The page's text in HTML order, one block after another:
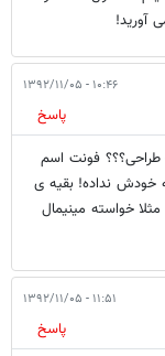
آورید!
۱۰:۴۶ - ۱۳۹۲/۱۱/۰۵
پاسخ
طراحی؟؟؟ فونت اسم
خودش نداده! بقیه ی
خواسته مینیمال
۱۱:۵۱ - ۱۳۹۲/۱۱/۰۵
پاسخ